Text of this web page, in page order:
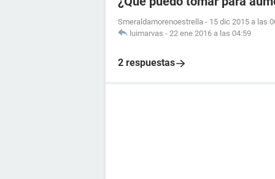
Smeraldamorenoestrella - 15 dic 2015 a las
luimarvas - 22 ene 2016 a las 04:59
2 respuestas